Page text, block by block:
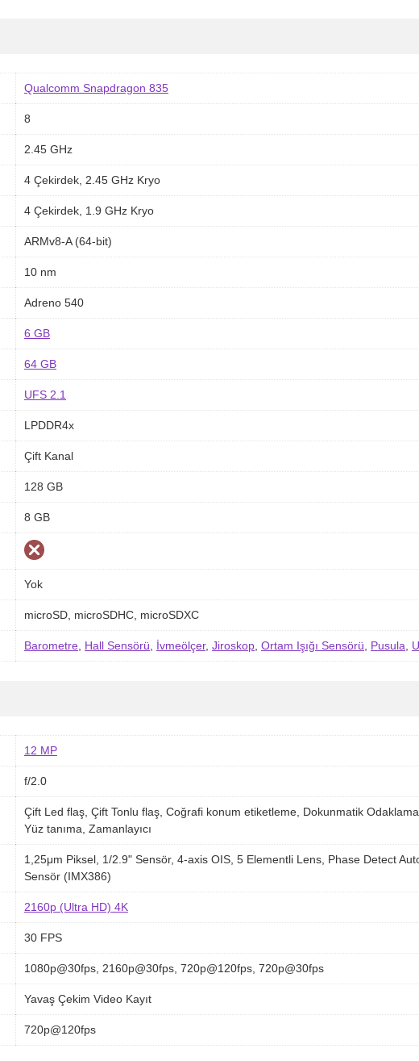
Qualcomm Snapdragon 835
8
2.45 GHz
4 Çekirdek, 2.45 GHz Kryo
4 Çekirdek, 1.9 GHz Kryo
ARMv8-A (64-bit)
10 nm
Adreno 540
6 GB
64 GB
UFS 2.1
LPDDR4x
Çift Kanal
128 GB
8 GB
Yok
microSD, microSDHC, microSDXC
Barometre, Hall Sensörü, İvmeölçer, Jiroskop, Ortam Işığı Sensörü, Pusula,
12 MP
f/2.0
Çift Led flaş, Çift Tonlu flaş, Coğrafi konum etiketleme, Dokunmatik
Yüz tanıma, Zamanlayıcı
1,25μm Piksel, 1/2.9" Sensör, 4-axis OIS, 5 Elementli Lens, Phase Detect
Sensör (IMX386)
2160p (Ultra HD) 4K
30 FPS
1080p@30fps, 2160p@30fps, 720p@120fps, 720p@30fps
Yavaş Çekim Video Kayıt
720p@120fps